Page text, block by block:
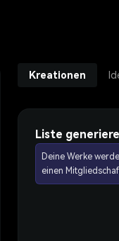
Kreationen
Liste
Deine Werke
einen